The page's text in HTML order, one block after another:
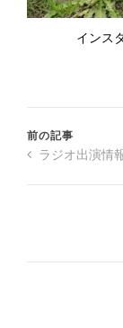
インス
前の記事
ラジオ出演情